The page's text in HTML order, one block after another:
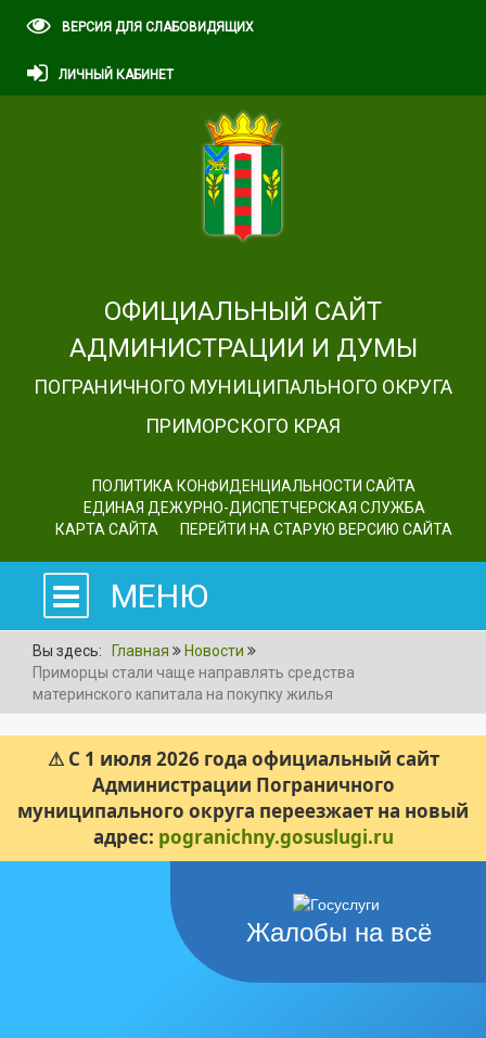
ВЕРСИЯ ДЛЯ СЛАБОВИДЯЩИХ
ЛИЧНЫЙ КАБИНЕТ
ОФИЦИАЛЬНЫЙ САЙТ
АДМИНИСТРАЦИИ И ДУМЫ
ПОГРАНИЧНОГО МУНИЦИПАЛЬНОГО ОКРУГА
ПРИМОРСКОГО КРАЯ
ПОЛИТИКА КОНФИДЕНЦИАЛЬНОСТИ САЙТА
ЕДИНАЯ ДЕЖУРНО-ДИСПЕТЧЕРСКАЯ СЛУЖБА
КАРТА САЙТА
ПЕРЕЙТИ НА СТАРУЮ ВЕРСИЮ САЙТА
МЕНЮ
Вы здесь: Главная
Новости
Приморцы стали чаще направлять средства
материнского капитала на покупку жилья
⚠ С 1 июля 2026 года официальный сайт
Администрации Пограничного
муниципального округа переезжает на новый
адрес: pogranichny.gosuslugi.ru
Жалобы на всё